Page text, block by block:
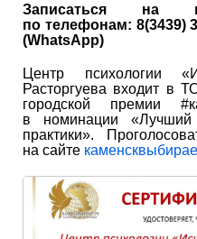
Записаться на
по телефонам: 8(3439)
(WhatsApp)
Центр психологии
Расторгуева входит в
городской премии
в номинации «Лучший
практики».
на сайте